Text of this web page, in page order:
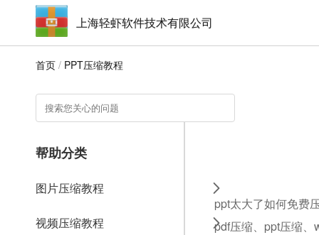
上海轻虾软件技术有限公司
首页 / PPT压缩教程
帮助分类
图片压缩教程
视频压缩教程
ppt太大了如何免费
pdf压缩、ppt压缩